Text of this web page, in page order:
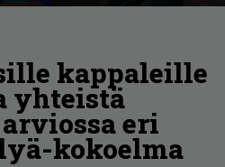
kappaleille
yhteistä
eri
kokoelma